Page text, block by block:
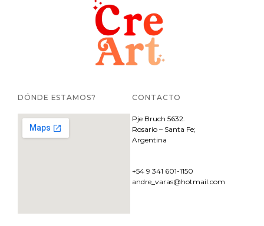
DÓNDE ESTAMOS? CONTACTO
Pje Bruch 5632.
Rosario – Santa Fe;
Argentina
+54 9 341 601-1150
andre_varas@hotmail.com